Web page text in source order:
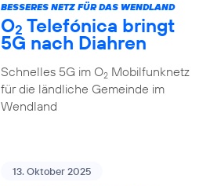
BESSERES NETZ FÜR DAS WENDLAND
O2 Telefónica bringt
5G nach Diahren
Schnelles 5G im O2Mobilfunknetz
für die ländliche Gemeinde im
Wendland
13. Oktober 2025